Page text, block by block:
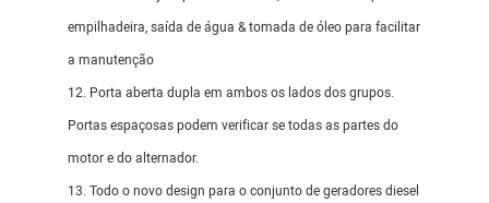
empilhadeira, saída de água & tomada de óleo para facilitar
a manutenção
12. Porta aberta dupla em ambos os lados dos grupos.
Portas espaçosas podem verificar se todas as partes do
motor e do alternador.
13. Todo o novo design para o conjunto de geradores diesel